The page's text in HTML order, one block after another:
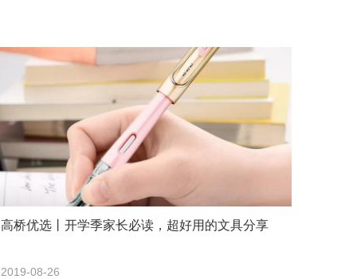
高桥优选丨开学季家长必读，超好用的文具分享
2019-08-26